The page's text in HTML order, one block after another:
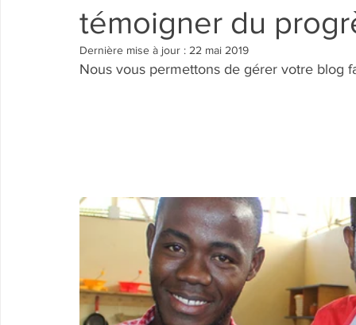
témoigner du
Dernière mise à jour : 22 mai 2019
Nous vous permettons de gérer votre blog